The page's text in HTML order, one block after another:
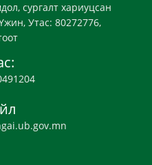
сургалт хариуцсан
Утас: 80272776,